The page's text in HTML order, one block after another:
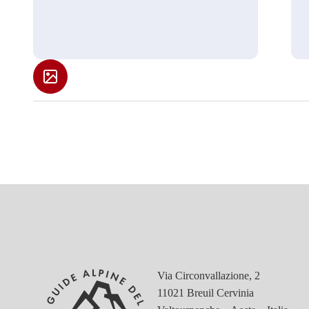
Via Circonvallazione, 2
11021 Breuil Cervinia